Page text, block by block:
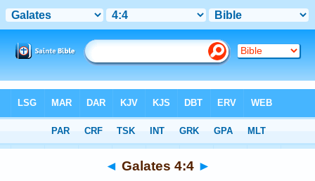
Chapitre 4> Verset 4
◄ Galates 4:4 ►